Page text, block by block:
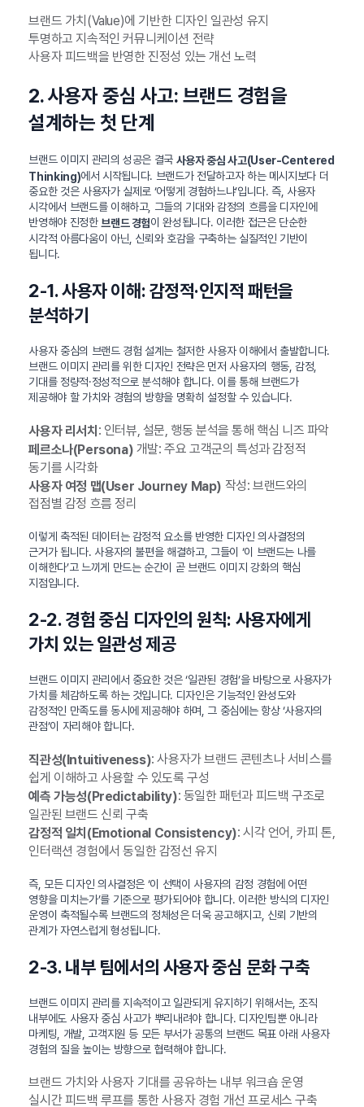
브랜드 가치(Value)에 기반한 디자인 일관성 유지
투명하고 지속적인 커뮤니케이션 전략
사용자 피드백을 반영한 진정성 있는 개선 노력
2. 사용자 중심 사고: 브랜드 경험을
설계하는 첫 단계
브랜드 이미지 관리의 성공은 결국 사용자 중심 사고(User-Centered
Thinking)에서 시작됩니다. 브랜드가 전달하고자 하는 메시지보다 더
중요한 것은 사용자가 실제로 ‘어떻게 경험하느냐’입니다. 즉, 사용자
시각에서 브랜드를 이해하고, 그들의 기대와 감정의 흐름을 디자인에
반영해야 진정한브랜드 경험이 완성됩니다. 이러한 접근은 단순한
시각적 아름다움이 아닌, 신뢰와 호감을 구축하는 실질적인 기반이
됩니다.
2-1. 사용자 이해: 감정적·인지적 패턴을
분석하기
사용자 중심의 브랜드 경험 설계는 철저한 사용자 이해에서 출발합니다.
브랜드 이미지 관리를 위한 디자인 전략은 먼저 사용자의 행동, 감정,
기대를 정량적·정성적으로 분석해야 합니다. 이를 통해 브랜드가
제공해야 할 가치와 경험의 방향을 명확히 설정할 수 있습니다.
사용자 리서치 : 인터뷰, 설문, 행동 분석을 통해 핵심 니즈 파악
페르소나(Persona) 개발: 주요 고객군의 특성과 감정적
동기를 시각화
사용자 여정 맵(User Journey Map) 작성: 브랜드와의
접점별 감정 흐름 정리
이렇게 축적된 데이터는 감정적 요소를 반영한 디자인 의사결정의
근거가 됩니다. 사용자의 불편을 해결하고, 그들이 ‘이 브랜드는 나를
이해한다’고 느끼게 만드는 순간이 곧 브랜드 이미지 강화의 핵심
지점입니다.
2-2. 경험 중심 디자인의 원칙: 사용자에게
가치 있는 일관성 제공
브랜드 이미지 관리에서 중요한 것은 ‘일관된 경험’을 바탕으로 사용자가
가치를 체감하도록 하는 것입니다. 디자인은 기능적인 완성도와
감정적인 만족도를 동시에 제공해야 하며, 그 중심에는 항상 ‘사용자의
관점’이 자리해야 합니다.
직관성(Intuitiveness): 사용자가 브랜드 콘텐츠나 서비스를
쉽게 이해하고 사용할 수 있도록 구성
예측 가능성(Predictability): 동일한 패턴과 피드백 구조로
일관된 브랜드 신뢰 구축
감정적 일치(Emotional Consistency): 시각 언어, 카피 톤,
인터랙션 경험에서 동일한 감정선 유지
즉, 모든 디자인 의사결정은 ‘이 선택이 사용자의 감정 경험에 어떤
영향을 미치는가’를 기준으로 평가되어야 합니다. 이러한 방식의 디자인
운영이 축적될수록 브랜드의 정체성은 더욱 공고해지고, 신뢰 기반의
관계가 자연스럽게 형성됩니다.
2-3. 내부 팀에서의 사용자 중심 문화 구축
브랜드 이미지 관리를 지속적이고 일관되게 유지하기 위해서는, 조직
내부에도 사용자 중심 사고가 뿌리내려야 합니다. 디자인팀뿐 아니라
마케팅, 개발, 고객지원 등 모든 부서가 공통의 브랜드 목표 아래 사용자
경험의 질을 높이는 방향으로 협력해야 합니다.
브랜드 가치와 사용자 기대를 공유하는 내부 워크숍 운영
실시간 피드백 루프를 통한 사용자 경험 개선 프로세스 구축